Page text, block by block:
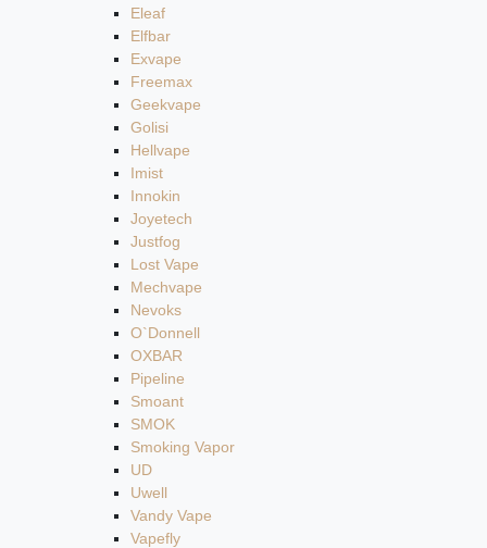
Eleaf
Elfbar
Exvape
Freemax
Geekvape
Golisi
Hellvape
Imist
Innokin
Joyetech
Justfog
Lost Vape
Mechvape
Nevoks
O`Donnell
OXBAR
Pipeline
Smoant
SMOK
Smoking Vapor
UD
Uwell
Vandy Vape
Vapefly